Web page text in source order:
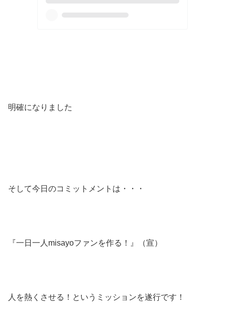
明確になりました
そして今日のコミットメントは・・・
『一日一人misayoファンを作る！』（宣）
人を熱くさせる！というミッションを遂行です！